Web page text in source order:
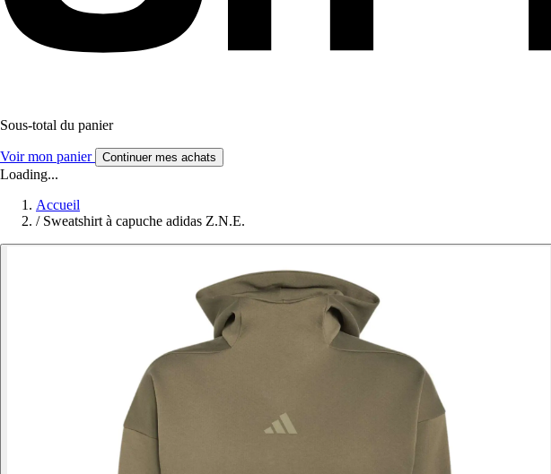
Sous-total du panier
Voir mon panier Continuer mes achats
Loading...
Accueil
/ Sweatshirt à capuche adidas Z.N.E.